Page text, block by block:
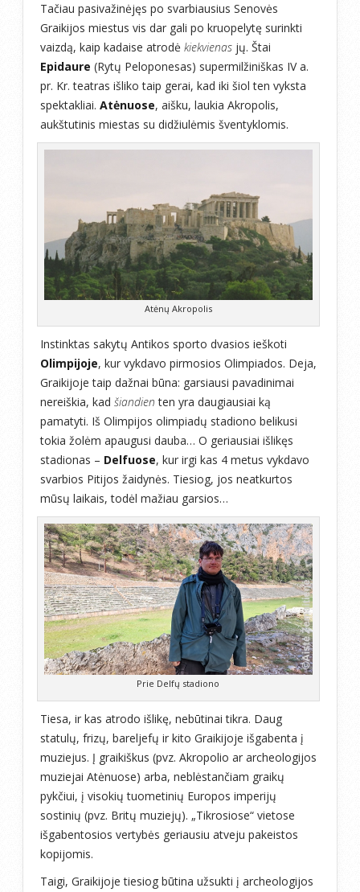
Tačiau pasivažinėjęs po svarbiausius Senovės
Graikijos miestus vis dar gali po kruopelytę surinkti
vaizdą, kaip kadaise atrodė kiekvienas jų. Štai
Epidaure (Rytų Peloponesas) supermilžiniškas IV a.
pr. Kr. teatras išliko taip gerai, kad iki šiol ten vyksta
spektakliai. Atėnuose, aišku, laukia Akropolis,
aukštutinis miestas su didžiulėmis šventyklomis.
Atėnų Akropolis
Instinktas sakytų Antikos sporto dvasios ieškoti
Olimpijoje, kur vykdavo pirmosios Olimpiados. Deja,
Graikijoje taip dažnai būna: garsiausi pavadinimai
nereiškia, kad šiandien ten yra daugiausiai ką
pamatyti. Iš Olimpijos olimpiadų stadiono belikusi
tokia žolėm apaugusi dauba… O geriausiai išlikęs
stadionas – Delfuose, kur irgi kas 4 metus vykdavo
svarbios Pitijos žaidynės. Tiesiog, jos neatkurtos
mūsų laikais, todėl mažiau garsios…
Prie Delfų stadiono
Tiesa, ir kas atrodo išlikę, nebūtinai tikra. Daug
statulų, frizų, bareljefų ir kito Graikijoje išgabenta į
muziejus. Į graikiškus (pvz. Akropolio ar archeologijos
muziejai Atėnuose) arba, neblėstančiam graikų
pykčiui, į visokių tuometinių Europos imperijų
sostinių (pvz. Britų muziejų). „Tikrosiose“ vietose
išgabentosios vertybės geriausiu atveju pakeistos
kopijomis.
Taigi, Graikijoje tiesiog būtina užsukti į archeologijos